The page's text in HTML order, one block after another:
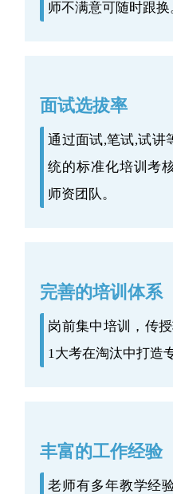
师不满意可随时跟换
面试选拔率
通过面试,笔试,试讲
统的标准化培训考
师资团队。
完善的培训体系
岗前集中培训，传
1大考在淘汰中打造
丰富的工作经验
老师有多年教学经